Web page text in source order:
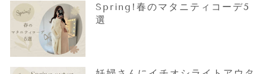
Spring!春のマタニティコーデ5
選